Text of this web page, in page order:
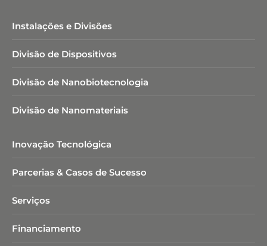
Instalações e Divisões
Divisão de Dispositivos
Divisão de Nanobiotecnologia​
Divisão de Nanomateriais
Inovação Tecnológica
Parcerias & Casos de Sucesso
Serviços
Financiamento